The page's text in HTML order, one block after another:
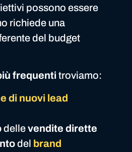
possono essere
richiede una
del budget
frequenti troviamo:
di nuovi lead
dellevendite dirette
del brand